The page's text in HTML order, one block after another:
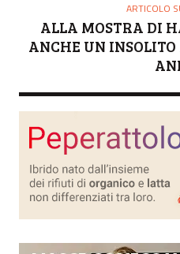
ARTICOLO
ALLA MOSTRA DI
ANCHE UN